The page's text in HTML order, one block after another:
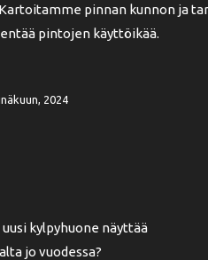
pinnan kunnon ja
pintojen käyttöikää.
2024
uusi kylpyhuone näyttää
jo vuodessa?